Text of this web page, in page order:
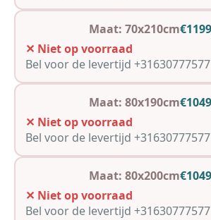
Maat: 70x210cm
✕ Niet op voorraad
Bel voor de levertijd +31630777577
Maat: 80x190cm
✕ Niet op voorraad
Bel voor de levertijd +31630777577
Maat: 80x200cm
✕ Niet op voorraad
Bel voor de levertijd +31630777577